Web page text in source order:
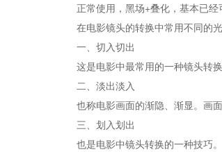
正常使用，黑场+叠化，基本已经
在电影镜头的转换中常用不同的光
一、切入切出
这是电影中最常用的一种镜头转换
二、淡出淡入
也称电影画面的渐隐、渐显。画面
三、划入划出
也是电影中镜头转换的一种技巧。